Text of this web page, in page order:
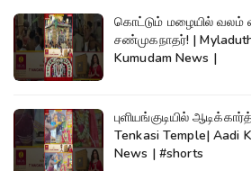
கொட்டும் மழையில்
சண்முகநாதர்! |
Kumudam News |
புளியங்குடியில்
Tenkasi Temple| Aadi
News | #shorts